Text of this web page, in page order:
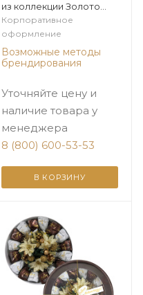
из коллекции Золото
зимы
Корпоративное
оформление
Возможные методы
брендирования
Уточняйте цену и
наличие товара у
менеджера
8 (800) 600-53-53
В КОРЗИНУ